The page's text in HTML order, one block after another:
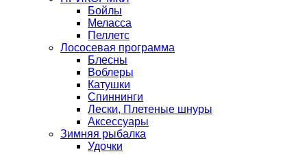
Бойлы
Меласса
Пеллетс
Лососевая программа
Блесны
Воблеры
Катушки
Спиннинги
Лески, Плетеные шнуры
Аксессуары
Зимняя рыбалка
Удочки